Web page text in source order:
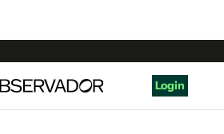
Login